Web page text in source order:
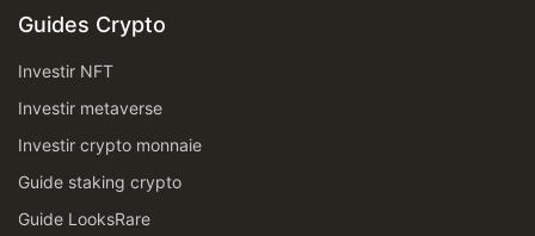
Guides Crypto
Investir NFT
Investir metaverse
Investir crypto monnaie
Guide staking crypto
Guide LooksRare